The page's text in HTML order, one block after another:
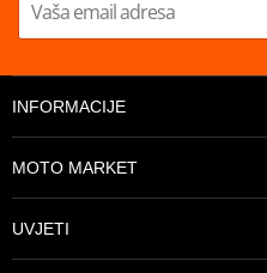
INFORMACIJE
MOTO MARKET
UVJETI